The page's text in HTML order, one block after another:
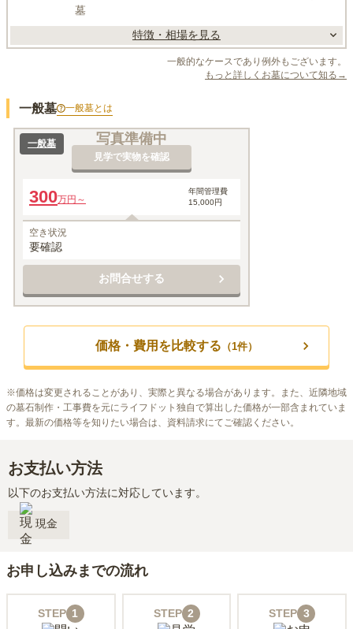
墓
特徴・相場を見る
一般的なケースであり例外もございます。
もっと詳しくお墓について知る→
一般墓 一般墓とは
写真準備中
見学で実物を確認
一般墓
300万円～
年間管理費
15,000円
空き状況
要確認
お問合せする
価格・費用を比較する （1件）
※価格は変更されることがあり、実際と異なる場合があります。また、近隣地域
の墓石制作・工事費を元にライフドット独自で算出した価格が一部含まれていま
す。最新の価格等を知りたい場合は、資料請求にてご確認ください。
お支払い方法
以下のお支払い方法に対応しています。
現金
お申し込みまでの流れ
STEP 1 STEP 2 STEP 3